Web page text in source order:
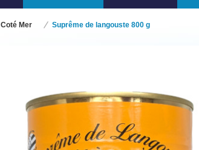
Coté Mer Suprême de langouste 800 g